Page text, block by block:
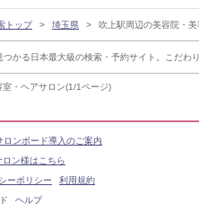
・ヘアサロン(1/1ページ)
トップ 埼玉県 吹上駅周辺の美容院・
かる日本最大級の検索・予約サイト。こだ
ンボード導入のご案内
ン様はこちら
ーポリシー
利用規約
ヘルプ